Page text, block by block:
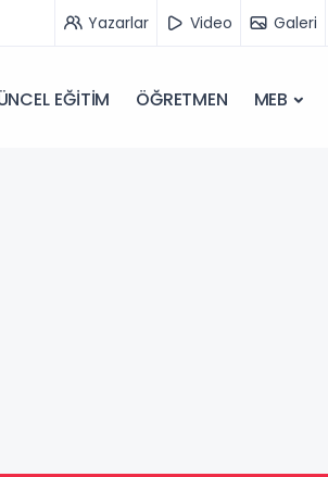
Yazarlar Video Galeri
EĞİTİM ÖĞRETMEN MEB